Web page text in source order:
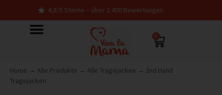
4,8/5 Sterne – über 2.400 Bewertungen
0
Home → Alle Produkte → Alle Tragejacken → 2nd Hand
Tragejacken